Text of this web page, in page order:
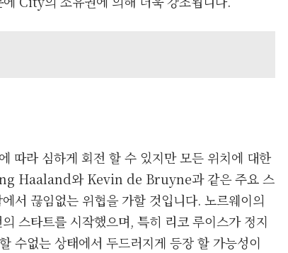
라 심하게 회전 할 수 있지만 모든 위치에 대한
Haaland와 Kevin de Bruyne과 같은 주요 스
서 끊임없는 위협을 가할 것입니다. 노르웨이의
스타트를 시작했으며, 특히 리코 루이스가 정지
수없는 상태에서 두드러지게 등장 할 가능성이